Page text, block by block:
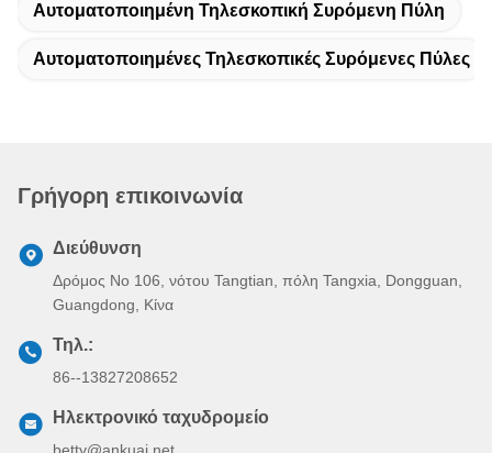
Αυτοματοποιημένες Τηλεσκοπικές Συρόμενες Πύλες
Διεύθυνση
Δρόμος Νο 106, νότου Tangtian, πόλη Tangxia, Dongguan,
Τηλ.:
86--13827208652
Ηλεκτρονικό ταχυδρομείο
betty@ankuai.net